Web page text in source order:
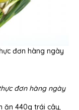
đơn hàng ngày
đơn hàng ngày
ăn 440g trái cây,